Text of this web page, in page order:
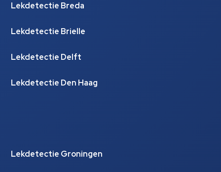
Lekdetectie Breda
Lekdetectie Brielle
Lekdetectie Delft
Lekdetectie Den Haag
Lekdetectie Groningen